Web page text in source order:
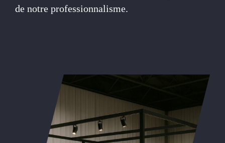
de notre professionnalisme.